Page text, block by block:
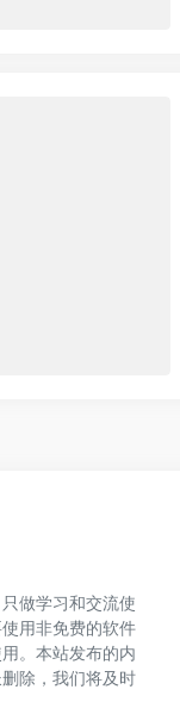
做学习和交流使
用非免费的软件
。本站发布的内
除，我们将及时